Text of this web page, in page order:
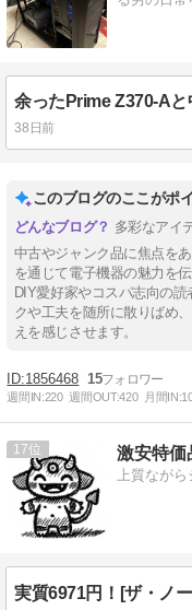
38日前
このブログのここがポ
多彩なアイ
中古やジャンク品に焦点を
を通じて電子機器の魅力を
DIY愛好家やコスパ志向の
クや工夫を随所に散りばめ
えを感じさせます。
1856468 15
週間IN:220 週間OUT:420 月間IN:
17
上質なが